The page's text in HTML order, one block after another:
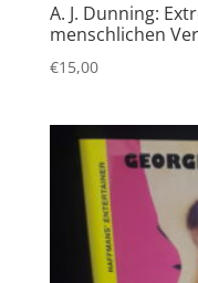
A. J. Dunning:
menschlichen
€15,00